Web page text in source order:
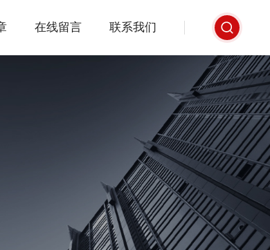
在线留言 联系我们